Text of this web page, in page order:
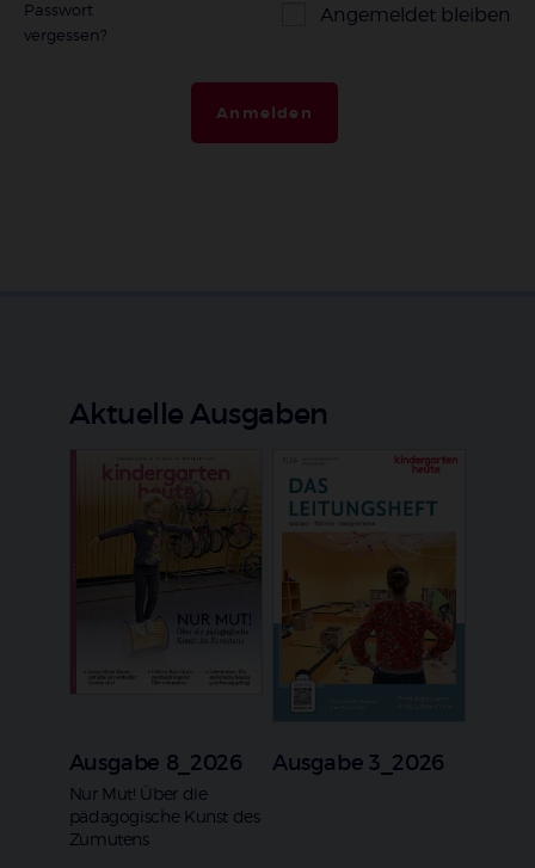
Passwort
vergessen?
Angemeldet bleiben
Anmelden
Aktuelle Ausgaben
Ausgabe 8_2026
:
Nur Mut! Über die
pädagogische Kunst des
Zumutens
Ausgabe 3_2026